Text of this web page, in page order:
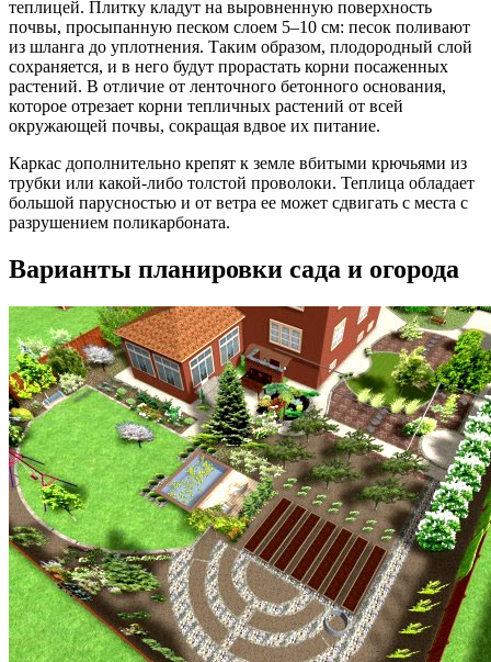
теплицей. Плитку кладут на выровненную поверхность
почвы, просыпанную песком слоем 5–10 см: песок поливают
из шланга до уплотнения. Таким образом, плодородный слой
сохраняется, и в него будут прорастать корни посаженных
растений. В отличие от ленточного бетонного основания,
которое отрезает корни тепличных растений от всей
окружающей почвы, сокращая вдвое их питание.
Каркас дополнительно крепят к земле вбитыми крючьями из
трубки или какой-либо толстой проволоки. Теплица обладает
большой парусностью и от ветра ее может сдвигать с места с
разрушением поликарбоната.
Варианты планировки сада и огорода